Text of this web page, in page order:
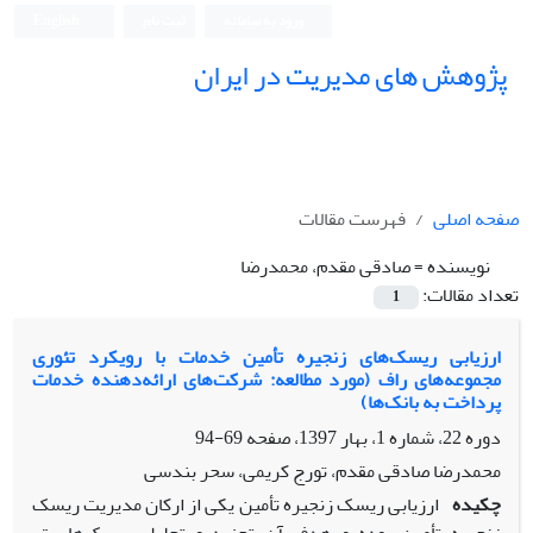
پژوهش های مدیریت در ایران
صفحه اصلی
فهرست مقالات
نویسنده =صادقی مقدم، محمدرضا
تعداد مقالات:
1
ارزیابی ریسک‌های زنجیره تأمین خدمات با رویکرد تئوری
مجموعه‌های راف (مورد مطالعه: شرکت‌های ارائه‌دهنده خدمات
پرداخت به بانک‌ها)
دوره 22، شماره 1، بهار 1397، صفحه
69-94
محمدرضا صادقی مقدم، تورج کریمی، سحر بندسی
چکیده ارزیابی ریسک زنجیره تأمین یکی از ارکان مدیریت ریسک